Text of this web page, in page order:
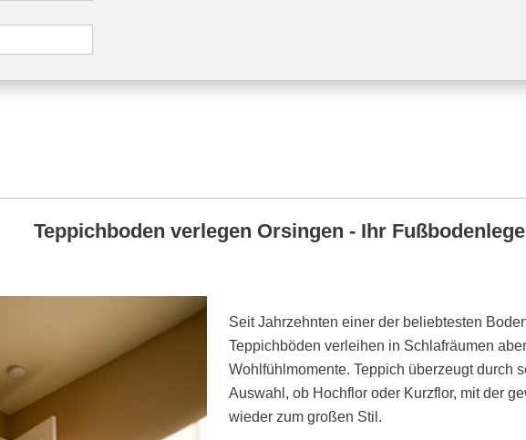
Teppichboden verlegen Orsingen - Ihr
Seit Jahrzehnten einer der beliebtesten
Teppichböden verleihen in Schlafräumen
Wohlfühlmomente. Teppich überzeugt durch
Auswahl, ob Hochflor oder Kurzflor, mit der
wieder zum großen Stil.